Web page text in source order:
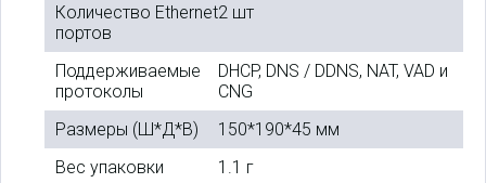
Количество Ethernet
портов
2 шт
Поддерживаемые
протоколы
DHCP, DNS / DDNS, NAT, VAD и
CNG
Размеры (Ш*Д*В)
150*190*45 мм
Вес упаковки
1.1 г